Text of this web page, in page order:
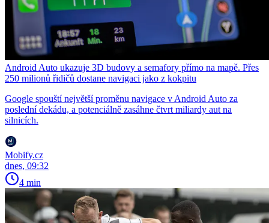
Android Auto ukazuje 3D budovy a semafory přímo na mapě. Přes
250 milionů řidičů dostane navigaci jako z kokpitu
Google spouští největší proměnu navigace v Android Auto za
poslední dekádu, a potenciálně zasáhne čtvrt miliardy aut na
silnicích.
Mobify.cz
dnes, 09:32
4 min